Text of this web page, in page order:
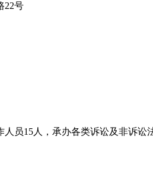
22号
员15人，承办各类诉讼及非诉讼